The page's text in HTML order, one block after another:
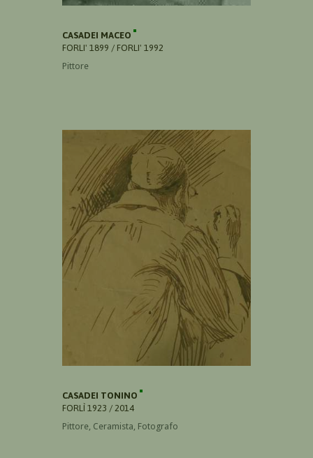
CASADEI MACEO
FORLI' 1899 / FORLI' 1992
Pittore
CASADEI TONINO
FORLÌ 1923 / 2014
Pittore, Ceramista, Fotografo